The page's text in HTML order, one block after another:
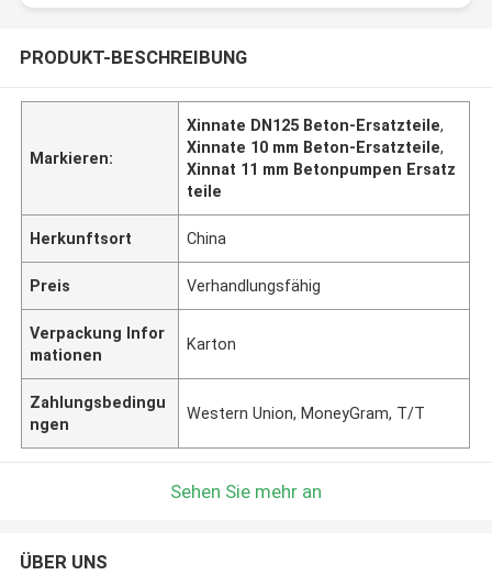
PRODUKT-BESCHREIBUNG
Markieren:
Xinnate DN125 Beton-Ersatzteile,
Xinnate 10 mm Beton-Ersatzteile,
Xinnat 11 mm Betonpumpen Ersatz
teile
Herkunftsort China
Preis Verhandlungsfähig
Verpackung Infor
mationen
Karton
Zahlungsbedingu
ngen
Western Union, MoneyGram, T/T
Sehen Sie mehr an
ÜBER UNS